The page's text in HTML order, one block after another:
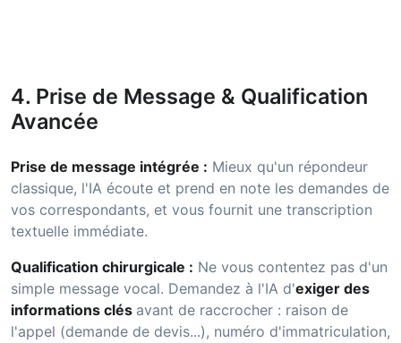
4. Prise de Message & Qualification
Avancée
Prise de message intégrée : Mieux qu'un répondeur
classique, l'IA écoute et prend en note les demandes de
vos correspondants, et vous fournit une transcription
textuelle immédiate.
Qualification chirurgicale : Ne vous contentez pas d'un
simple message vocal. Demandez à l'IA d'exiger des
informations clés avant de raccrocher : raison de
l'appel (demande de devis...), numéro d'immatriculation,